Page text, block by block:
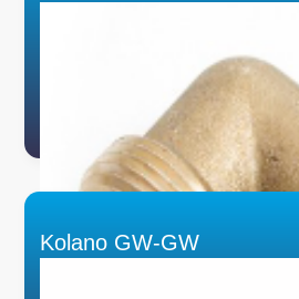
Kolano GW-GW